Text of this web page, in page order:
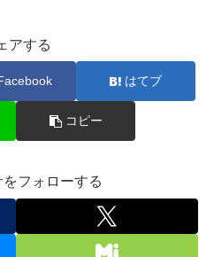
アする
はてブ
コピー
フォローする